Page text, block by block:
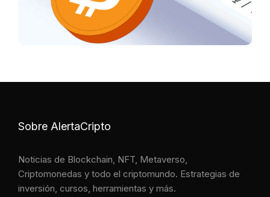
Sobre AlertaCripto
Noticias de Blockchain, NFT, Metaverso,
Criptomonedas y todo el criptomundo. Estrategias de
inversión, cursos, herramientas y más.